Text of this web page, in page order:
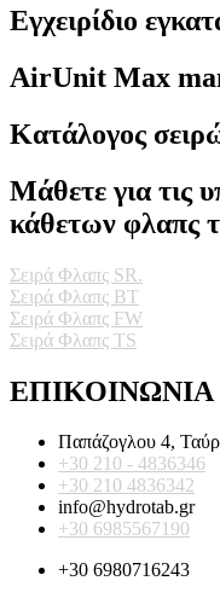
Εγχειρίδιο
AirUnit Max
Κατάλογος
Μάθετε για τις
κάθετων φλαπς
Σειρά Φλαπς SR.
Σειρά Φλαπς BT
Σειρά Φλαπς FW
Σειρά Φλαπς TS
ΕΠΙΚΟΙΝΩΝΙΑ
Παπάζογλου 4,
+30 210 - 4836346
+30 210 4836342
info@hydrotab.gr
+30 6985567190
+30 6980716243